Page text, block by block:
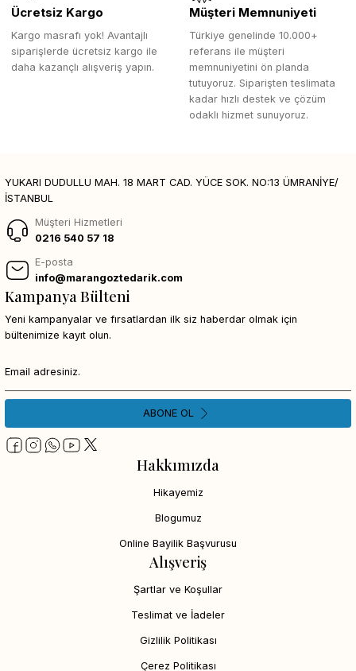
Ücretsiz Kargo
Kargo masrafı yok! Avantajlı
siparişlerde ücretsiz kargo ile
daha kazançlı alışveriş yapın.
Müşteri Memnuniyeti
Türkiye genelinde 10.000+
referans ile müşteri
memnuniyetini ön planda
tutuyoruz. Siparişten teslimata
kadar hızlı destek ve çözüm
odaklı hizmet sunuyoruz.
YUKARI DUDULLU MAH. 18 MART CAD. YÜCE SOK. NO:13 ÜMRANİYE/
İSTANBUL
Müşteri Hizmetleri
0216 540 57 18
E-posta
info@marangoztedarik.com
Hakkımızda
Hikayemiz
Blogumuz
Online Bayilik Başvurusu
Alışveriş
Şartlar ve Koşullar
Teslimat ve İadeler
Gizlilik Politikası
Çerez Politikası
Kampanya Bülteni
Yeni kampanyalar ve fırsatlardan ilk siz haberdar olmak için
bültenimize kayıt olun.
ABONE OL